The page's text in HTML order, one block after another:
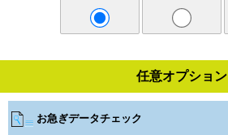
任意オプション
お急ぎデータチェック